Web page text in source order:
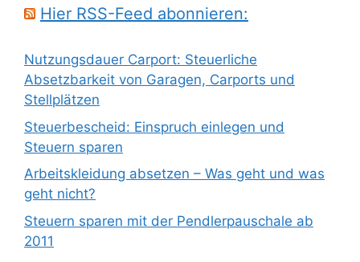
Hier RSS-Feed abonnieren:
Nutzungsdauer Carport: Steuerliche
Absetzbarkeit von Garagen, Carports und
Stellplätzen
Steuerbescheid: Einspruch einlegen und
Steuern sparen
Arbeitskleidung absetzen – Was geht und was
geht nicht?
Steuern sparen mit der Pendlerpauschale ab
2011